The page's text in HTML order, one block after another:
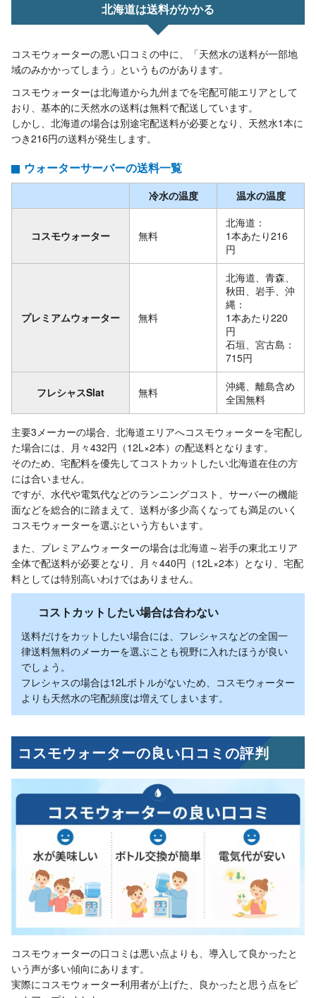
北海道は送料がかかる
コスモウォーターの悪い口コミの中に、「天然水の送料が一部地
域のみかかってしまう」というものがあります。
コスモウォーターは北海道から九州までを宅配可能エリアとして
おり、基本的に天然水の送料は無料で配送しています。
しかし、北海道の場合は別途宅配送料が必要となり、天然水1本に
つき216円の送料が発生します。
ウォーターサーバーの送料一覧
冷水の温度 温水の温度
コスモウォーター 無料
北海道：
1本あたり216
円
プレミアムウォーター 無料
北海道、青森、
秋田、岩手、沖
縄：
1本あたり220
円
石垣、宮古島：
715円
フレシャスSlat 無料
沖縄、離島含め
全国無料
主要3メーカーの場合、北海道エリアへコスモウォーターを宅配し
た場合には、月々432円（12L×2本）の配送料となります。
そのため、宅配料を優先してコストカットしたい北海道在住の方
には合いません。
ですが、水代や電気代などのランニングコスト、サーバーの機能
面などを総合的に踏まえて、送料が多少高くなっても満足のいく
コスモウォーターを選ぶという方もいます。
また、プレミアムウォーターの場合は北海道～岩手の東北エリア
全体で配送料が必要となり、月々440円（12L×2本）となり、宅配
料としては特別高いわけではありません。
コストカットしたい場合は合わない
送料だけをカットしたい場合には、フレシャスなどの全国一
律送料無料のメーカーを選ぶことも視野に入れたほうが良い
でしょう。
フレシャスの場合は12Lボトルがないため、コスモウォーター
よりも天然水の宅配頻度は増えてしまいます。
コスモウォーターの良い口コミの評判
コスモウォーターの口コミは悪い点よりも、導入して良かったと
いう声が多い傾向にあります。
実際にコスモウォーター利用者が上げた、良かったと思う点をピ